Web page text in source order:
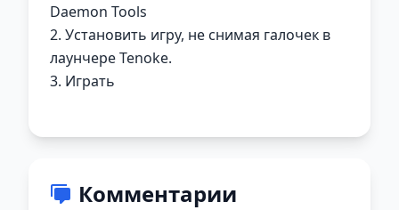
Daemon Tools
2. Установить игру, не снимая галочек в
лаунчере Tenoke.
3. Играть
Комментарии